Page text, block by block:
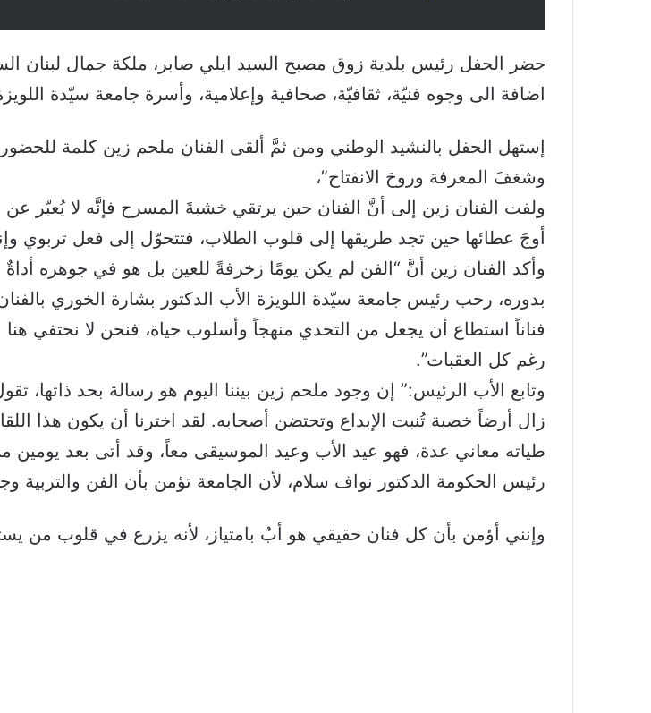
حضر الحفل رئيس بلدية زوق مصبح السيد ايلي صابر، ملكة جمال لبنان
اضافة الى وجوه فنيّة، ثقافيّة، صحافية وإعلامية، وأسرة جامعة سيّدة
إستهل الحفل بالنشيد الوطني ومن ثمَّ ألقى الفنان ملحم زين كلمة
وشغفَ المعرفة وروحَ الانفتاح”،
ولفت الفنان زين إلى أنَّ الفنان حين يرتقي خشبةَ المسرح فإنَّه لا يُعبّر
أوجَ عطائها حين تجد طريقها إلى قلوب الطلاب، فتتحوّل إلى فعل تربوي
وأكد الفنان زين أنَّ “الفن لم يكن يومًا زخرفةً للعين بل هو في جوهره أداةٌ
بدوره، رحب رئيس جامعة سيّدة اللويزة الأب الدكتور بشارة الخوري
فناناً استطاع أن يجعل من التحدي منهجاً وأسلوب حياة، فنحن لا نحتفي
رغم كل العقبات”.
وتابع الأب الرئيس:” إن وجود ملحم زين بيننا اليوم هو رسالة بحد ذاتها،
زال أرضاً خصبة تُنبت الإبداع وتحتضن أصحابه. لقد اخترنا أن يكون هذا
طياته معاني عدة، فهو عيد الأب وعيد الموسيقى معاً، وقد أتى بعد يومين
رئيس الحكومة الدكتور نواف سلام، لأن الجامعة تؤمن بأن الفن والتربية
وإنني أؤمن بأن كل فنان حقيقي هو أبٌ بامتياز، لأنه يزرع في قلوب من